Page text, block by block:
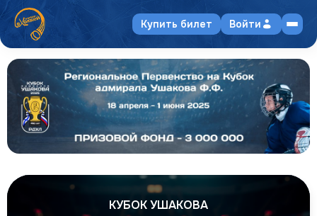
Купить билет Войти
КУБОК УШАКОВА